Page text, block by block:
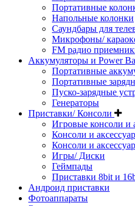
Портативные
Напольные колонки
Саундбары для
Микрофоны/
FM радио
Аккумуляторы и Power
Портативные
Портативные
Пуско-зарядные
Генераторы
Приставки/ Консоли
Игровые консоли и
Консоли и
Консоли и
Игры/ Диски
Геймпады
Приставки 8bit и
Андроид приставки
Фотоаппараты